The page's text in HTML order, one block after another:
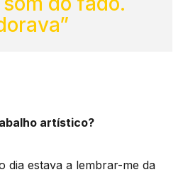
artístico?
dia estava a lembrar-me da